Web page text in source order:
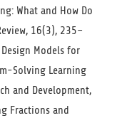
What and How Do
16(3), 235–
Models for
Solving Learning
and Development,
Fractions and